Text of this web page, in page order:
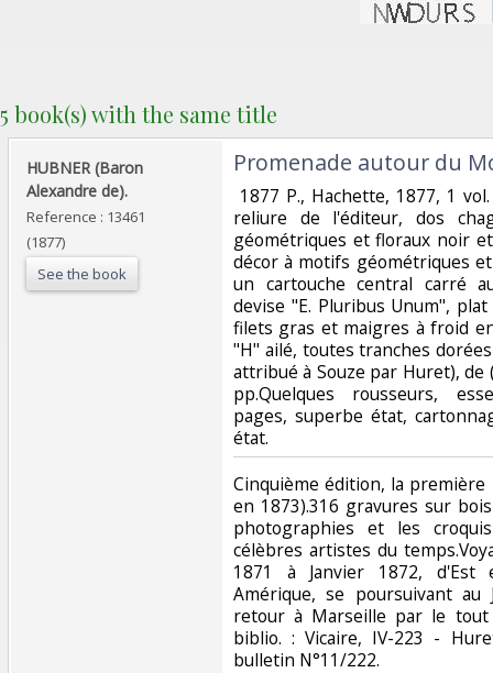
5 book(s) with the same title
‎HUBNER (Baron
Alexandre de).‎
Reference : 13461
(1877)
See the book
‎Promenade autour du
1877 P., Hachette, 1877, 1
reliure de l'éditeur, dos
géométriques et floraux noir
décor à motifs géométriques
un cartouche central carré
devise "E. Pluribus Unum",
filets gras et maigres à froid
"H" ailé, toutes tranches
attribué à Souze par Huret),
pp.Quelques rousseurs,
pages, superbe état,
état. ‎
‎Cinquième édition, la première
en 1873).316 gravures sur
photographies et les
célèbres artistes du
1871 à Janvier 1872, d'Est
Amérique, se poursuivant
retour à Marseille par le tout
biblio. : Vicaire, IV-223 -
bulletin N°11/222. ‎